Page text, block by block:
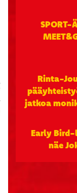
SPORT-
Rinta-
jatkoa
Early
näe